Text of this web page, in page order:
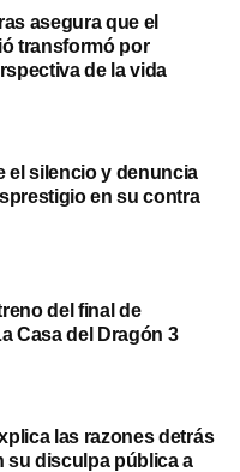
asegura que el
transformó por
de la vida
el silencio y denuncia
en su contra
del final de
Casa del Dragón 3
las razones detrás
su disculpa pública a